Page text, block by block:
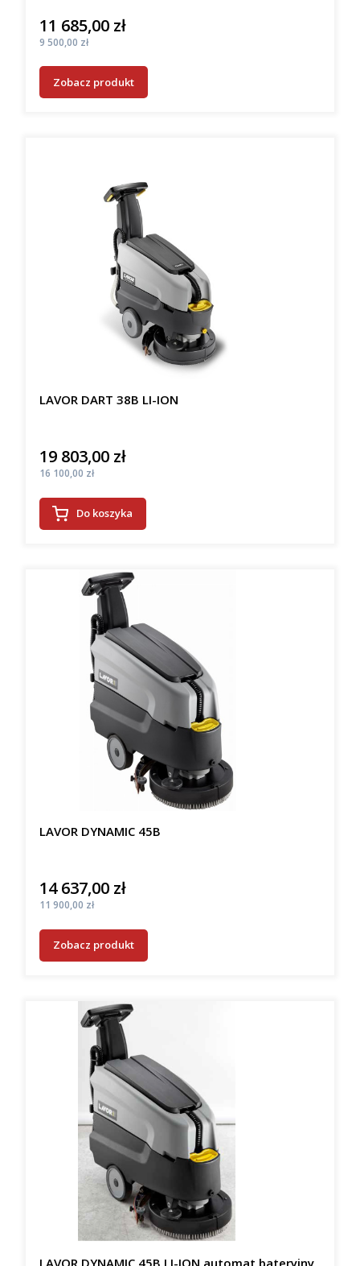
Cena
11 685,00 zł
Cena
9 500,00 zł
Zobacz produkt
LAVOR DART 38B LI-ION
Cena
19 803,00 zł
Cena
16 100,00 zł
Do koszyka
LAVOR DYNAMIC 45B
Cena
14 637,00 zł
Cena
11 900,00 zł
Zobacz produkt
LAVOR DYNAMIC 45B LI-ION automat bateryjny